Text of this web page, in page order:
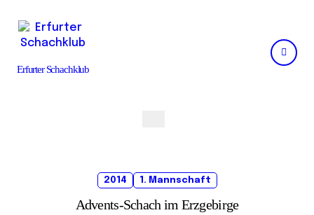
content
Erfurter Schachklub
2014 1. Mannschaft
Advents-Schach im Erzgebirge